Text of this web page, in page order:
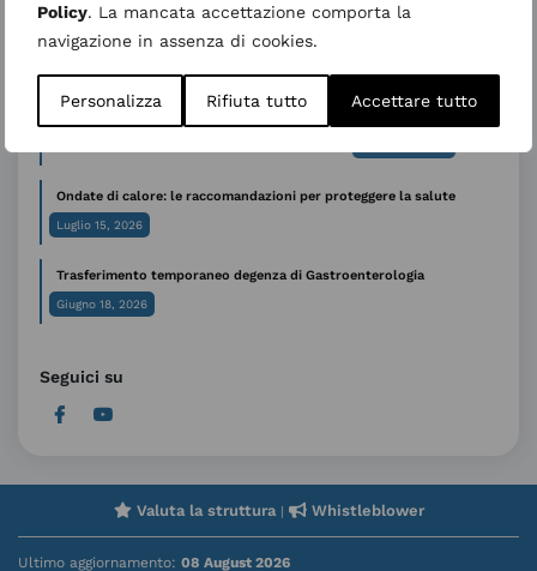
Policy. La mancata accettazione comporta la
navigazione in assenza di cookies.
Personalizza Rifiuta tutto Accettare tutto
Sospensione temporanea dell’attività ambulatoriale di Genetica
Luglio 31, 2026
Ondate di calore: le raccomandazioni per proteggere la salute
Luglio 15, 2026
Trasferimento temporaneo degenza di Gastroenterologia
Giugno 18, 2026
Seguici su
Valuta la struttura| Whistleblower
Ultimo aggiornamento: 08 August 2026